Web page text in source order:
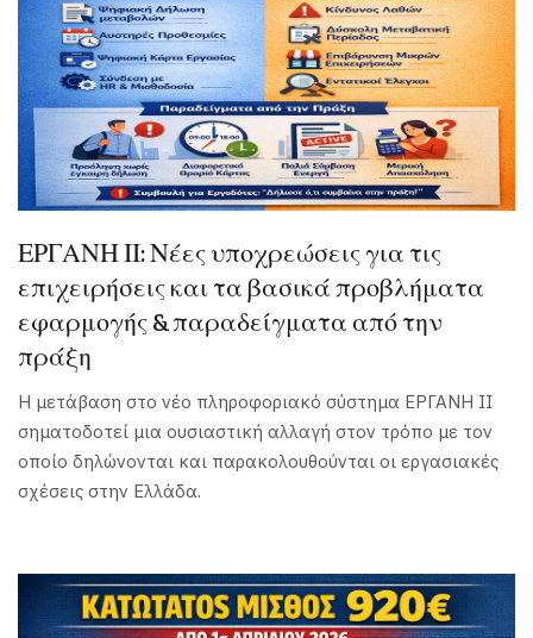
ΕΡΓΑΝΗ ΙΙ: Νέες υποχρεώσεις για τις
επιχειρήσεις και τα βασικά προβλήματα
εφαρμογής & παραδείγματα από την
πράξη
Η μετάβαση στο νέο πληροφοριακό σύστημα ΕΡΓΑΝΗ ΙΙ
σηματοδοτεί μια ουσιαστική αλλαγή στον τρόπο με τον
οποίο δηλώνονται και παρακολουθούνται οι εργασιακές
σχέσεις στην Ελλάδα.